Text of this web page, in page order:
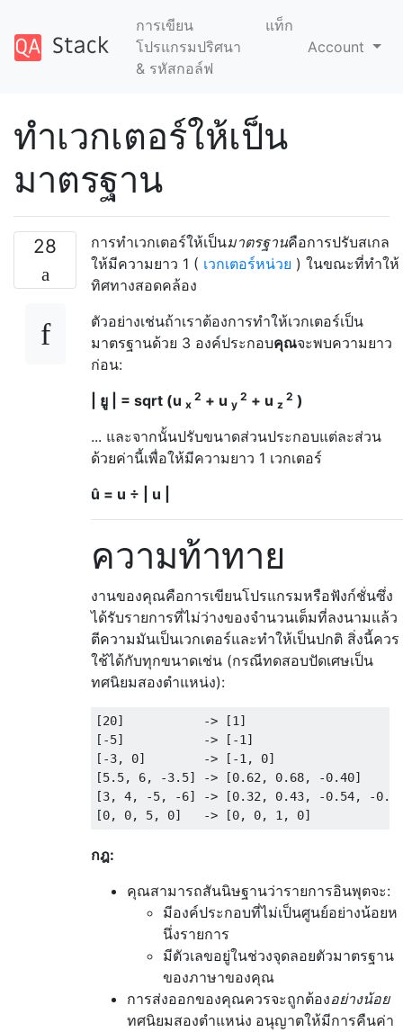
การเขียน
โปรแกรมปริศนา
& รหัสกอล์ฟ
แท็ก
Account
ทำเวกเตอร์ให้เป็น
มาตรฐาน
28 การทำเวกเตอร์ให้เป็นมาตรฐานคือการปรับสเกล
ให้มีความยาว 1 ( เวกเตอร์หน่วย ) ในขณะที่ทำให้
ทิศทางสอดคล้อง
ตัวอย่างเช่นถ้าเราต้องการทำให้เวกเตอร์เป็น
มาตรฐานด้วย 3 องค์ประกอบคุณจะพบความยาว
ก่อน:
| ยู | = sqrt (u x
2 + u y
2 + u z
2 )
... และจากนั้นปรับขนาดส่วนประกอบแต่ละส่วน
ด้วยค่านี้เพื่อให้มีความยาว 1 เวกเตอร์
û = u ÷ | u |
ความท้าทาย
งานของคุณคือการเขียนโปรแกรมหรือฟังก์ชั่นซึ่ง
ได้รับรายการที่ไม่ว่างของจำนวนเต็มที่ลงนามแล้ว
ตีความมันเป็นเวกเตอร์และทำให้เป็นปกติ สิ่งนี้ควร
ใช้ได้กับทุกขนาดเช่น (กรณีทดสอบปัดเศษเป็น
ทศนิยมสองตำแหน่ง):
[20]           -> [1]
[-5]           -> [-1]
[-3, 0]        -> [-1, 0]
[5.5, 6, -3.5] -> [0.62, 0.68, -0.40]
[3, 4, -5, -6] -> [0.32, 0.43, -0.54, -
กฎ:
คุณสามารถสันนิษฐานว่ารายการอินพุตจะ:
มีองค์ประกอบที่ไม่เป็นศูนย์อย่างน้อยห
นึ่งรายการ
มีตัวเลขอยู่ในช่วงจุดลอยตัวมาตรฐาน
ของภาษาของคุณ
การส่งออกของคุณควรจะถูกต้องอย่างน้อย
ทศนิยมสองตำแหน่ง อนุญาตให้มีการคืนค่า